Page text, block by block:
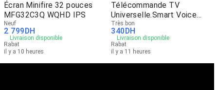
Écran Minifire 32 pouces
MFG32C3Q WQHD IPS
Neuf
2 799DH
Livraison disponible
Rabat
il y a 10 heures
Télécommande TV
Universelle.Smart Voice
Samsung 4K
Très bon
340DH
Livraison disponible
Rabat
il y a 11 heures